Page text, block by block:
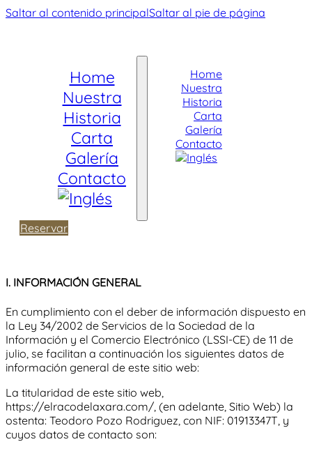
Saltar al contenido principalSaltar al pie de página
Home
Nuestra
Historia
Carta
Galería
Contacto
Home
Nuestra
Historia
Carta
Galería
Contacto
Reservar
I. INFORMACIÓN GENERAL
En cumplimiento con el deber de información dispuesto en
la Ley 34/2002 de Servicios de la Sociedad de la
Información y el Comercio Electrónico (LSSI-CE) de 11 de
julio, se facilitan a continuación los siguientes datos de
información general de este sitio web:
La titularidad de este sitio web,
https://elracodelaxara.com/ , (en adelante, Sitio Web) la
ostenta: Teodoro Pozo Rodriguez , con NIF: 01913347T , y
cuyos datos de contacto son: